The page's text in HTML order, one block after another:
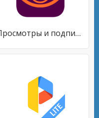
Просмотры и подписчики ютубе